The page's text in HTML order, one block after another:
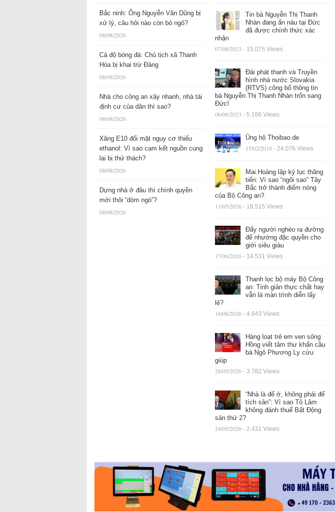
Bắc ninh: Ông Nguyễn Văn Dũng bị
xử lý, câu hỏi nào còn bỏ ngỏ?
08/08/2026
Cá độ bóng đá: Chủ tịch xã Thanh
Hóa bị khai trừ Đảng
08/08/2026
Nhà cho công an xây nhanh, nhà tái
định cư của dân thì sao?
08/08/2026
Xăng E10 đối mặt nguy cơ thiếu
ethanol: Vì sao cam kết nguồn cung
lại bị thử thách?
08/08/2026
Dựng nhà ở đâu thì chính quyền
mới thôi “dòm ngó”?
08/08/2026
Tin bà Nguyễn Thị Thanh
Nhàn đang ẩn náu tại Đức
đã được chính thức xác
nhận
07/08/2023 - 15.075 Views
Đài phát thanh và Truyền
hình nhà nước Slovakia
(RTVS) công bố thông tin
bà Nguyễn Thị Thanh Nhàn trốn sang
Đức!
06/08/2023 - 5.166 Views
Ủng hộ Thoibao.de
15/02/2018 - 24.076 Views
Mai Hoàng lập kỷ lục thăng
tiến: Vì sao “ngôi sao” Tây
Bắc trở thành điểm nóng
của Bộ Công an?
11/05/2026 - 18.515 Views
Đẩy người nghèo ra đường
để nhường đặc quyền cho
giới siêu giàu
17/06/2026 - 14.531 Views
Thanh lọc bộ máy Bộ Công
an: Tinh giản thực chất hay
vẫn là màn trình diễn lấy
lệ?
16/06/2026 - 4.943 Views
Hàng loạt trẻ em ven sông
Hồng viết tâm thư khẩn cầu
bà Ngô Phương Ly cứu
giúp
28/05/2026 - 3.782 Views
“Nhà là để ở, không phải để
tích sản”: Vì sao Tô Lâm
không đánh thuế Bất Động
sản thứ 2?
24/05/2026 - 2.431 Views